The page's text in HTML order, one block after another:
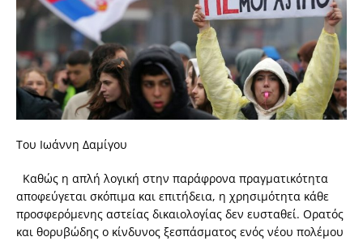
Του Ιωάννη Δαμίγου
Καθώς η απλή λογική στην παράφρονα πραγματικότητα
αποφεύγεται σκόπιμα και επιτήδεια, η χρησιμότητα κάθε
προσφερόμενης αστείας δικαιολογίας δεν ευσταθεί. Ορατός
και θορυβώδης ο κίνδυνος ξεσπάσματος ενός νέου πολέμου